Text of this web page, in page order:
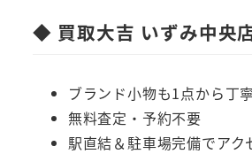
◆ 買取大吉 いずみ中央
ブランド小物も1点から丁
無料査定・予約不要
駅直結＆駐車場完備でアク